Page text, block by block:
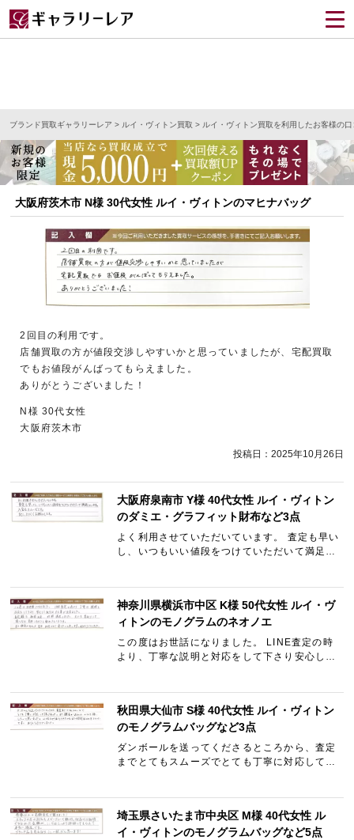
ブランド買取ギャラリーレア > ルイ・ヴィトン買取 > ルイ・ヴィトン買取を利用したお客様の口
大阪府茨木市 N様 30代女性 ルイ・ヴィトンのマヒナバッグ
2回目の利用です。
店舗買取の方が値段交渉しやすいかと思っていましたが、宅配買取
でもお値段がんばってもらえました。
ありがとうございました！
N様 30代女性
大阪府茨木市
投稿日： 2025年10月26日
大阪府泉南市 Y様 40代女性 ルイ・ヴィトン
のダミエ・グラフィット財布など3点
よく利用させていただいています。 査定も早い
し、いつもいい値段をつけていただいて満足し
神奈川県横浜市中区 K様 50代女性 ルイ・ヴ
ィトンのモノグラムのネオノエ
この度はお世話になりました。 LINE査定の時
より、丁寧な説明と対応をして下さり安心して
秋田県大仙市 S様 40代女性 ルイ・ヴィトン
のモノグラムバッグなど3点
ダンボールを送ってくださるところから、査定
までとてもスムーズでとても丁寧に対応して頂
埼玉県さいたま市中央区 M様 40代女性 ル
イ・ヴィトンのモノグラムバッグなど5点